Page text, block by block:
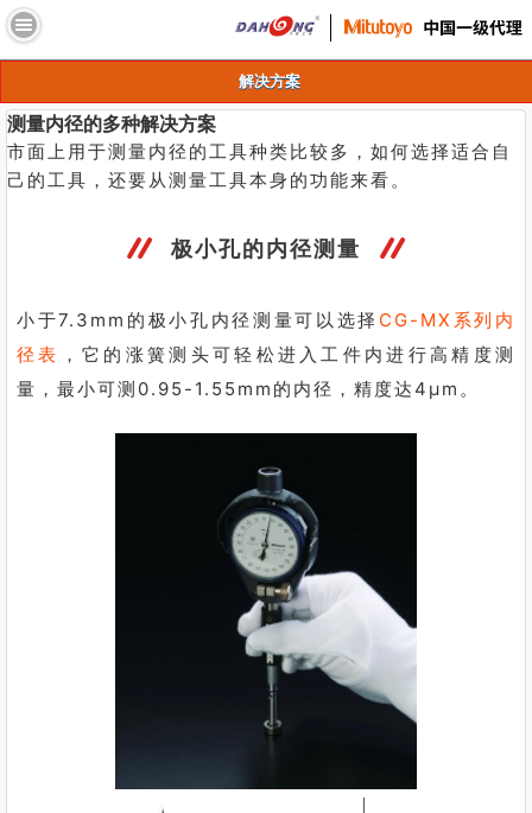
解决方案
测量内径的多种解决方案
市面上用于测量内径的工具种类比较多，如何选择适合自
己的工具，还要从测量工具本身的功能来看。
极小孔的内径测量
小于7.3mm的极小孔内径测量可以选择 CG-MX系列 内
径表 ， 它的涨簧测头可轻松进入工件内进行高精度测
量，最小可测0.95-1.55mm的内径，精度达4μm。
//